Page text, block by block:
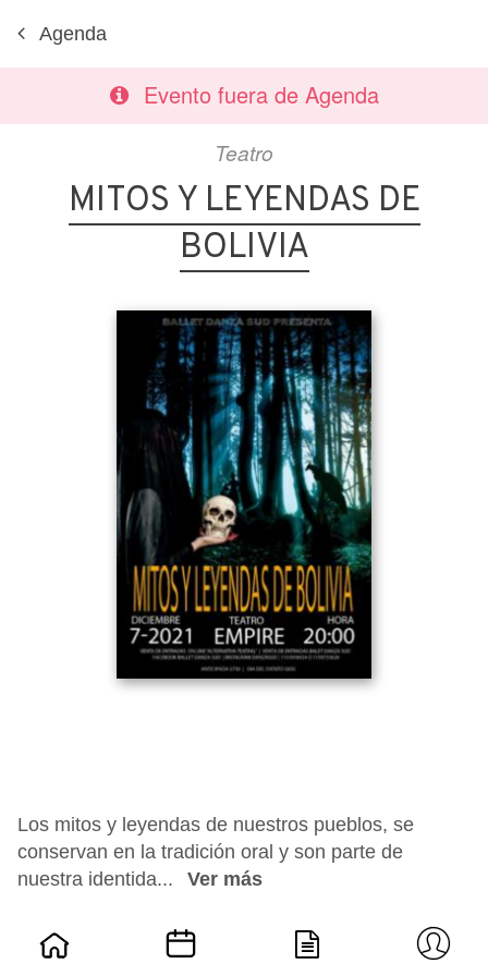
Agenda
Evento fuera de Agenda
Teatro
MITOS Y LEYENDAS DE
BOLIVIA
Los mitos y leyendas de nuestros pueblos, se
conservan en la tradición oral y son parte de
nuestra identida...
Ver más